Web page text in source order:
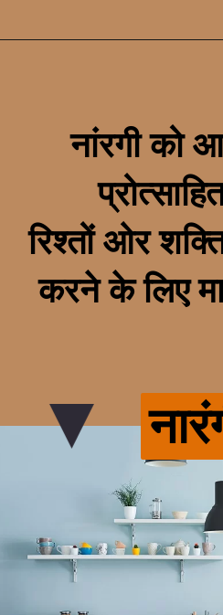
नांरगी को
रिश्तों ओर
करने के लिए